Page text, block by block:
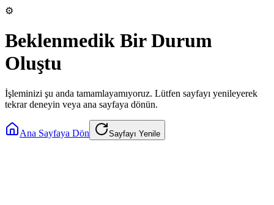
⚙️
Beklenmedik Bir Durum
Oluştu
İşleminizi şu anda tamamlayamıyoruz. Lütfen sayfayı yenileyerek
tekrar deneyin veya ana sayfaya dönün.
Ana Sayfaya Dön Sayfayı Yenile